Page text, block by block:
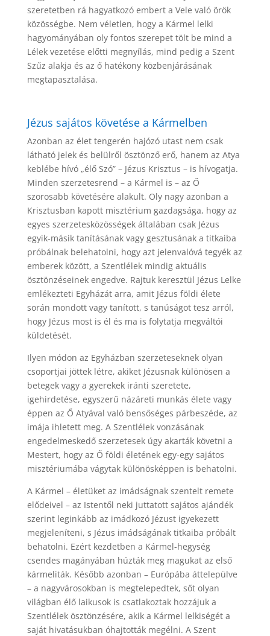
szeretetben rá hagyatkozó embert a Vele való örök
közösségbe. Nem véletlen, hogy a Kármel lelki
hagyományában oly fontos szerepet tölt be mind a
Lélek vezetése előtti megnyílás, mind pedig a Szent
Szűz alakja és az ő hatékony közbenjárásának
megtapasztalása.
Jézus sajátos követése a Kármelben
Azonban az élet tengerén hajózó utast nem csak
látható jelek és belülről ösztönző erő, hanem az Atya
keblébe hívó „élő Szó” – Jézus Krisztus – is hívogatja.
Minden szerzetesrend – a Kármel is – az Ő
szorosabb követésére alakult. Oly nagy azonban a
Krisztusban kapott misztérium gazdagsága, hogy az
egyes szerzetesközösségek általában csak Jézus
egyik-másik tanításának vagy gesztusának a titkaiba
próbálnak belehatolni, hogy azt jelenvalóvá tegyék az
emberek között, a Szentlélek mindig aktuális
ösztönzéseinek engedve. Rajtuk keresztül Jézus Lelke
emlékezteti Egyházát arra, amit Jézus földi élete
során mondott vagy tanított, s tanúságot tesz arról,
hogy Jézus most is él és ma is folytatja megváltói
küldetését.
Ilyen módon az Egyházban szerzeteseknek olyan
csoportjai jöttek létre, akiket Jézusnak különösen a
betegek vagy a gyerekek iránti szeretete,
igehirdetése, egyszerű názáreti munkás élete vagy
éppen az Ő Atyával való bensőséges párbeszéde, az
imája ihletett meg. A Szentlélek vonzásának
engedelmeskedő szerzetesek úgy akarták követni a
Mestert, hogy az Ő földi életének egy-egy sajátos
misztériumába vágytak különösképpen is behatolni.
A Kármel – életüket az imádságnak szentelt remete
elődeivel – az Istentől neki juttatott sajátos ajándék
szerint leginkább az imádkozó Jézust igyekezett
megjeleníteni, s Jézus imádságának titkaiba próbált
behatolni. Ezért kezdetben a Kármel-hegység
csendes magányában húzták meg magukat az első
kármeliták. Később azonban – Európába áttelepülve
– a nagyvárosokban is megtelepedtek, sőt olyan
világban élő laikusok is csatlakoztak hozzájuk a
Szentlélek ösztönzésére, akik a Kármel lelkiségét a
saját hivatásukban óhajtották megélni. A Szent